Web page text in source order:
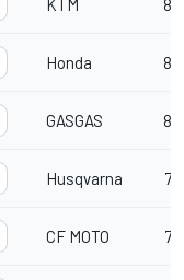
KTM 8
Honda 8
GASGAS 8
Husqvarna 7
CF MOTO 7